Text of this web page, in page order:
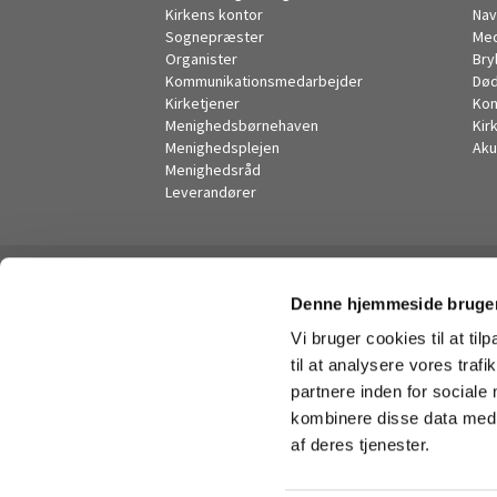
Denne hjemmeside
Vi bruger cookies til at
til at analysere vores
partnere inden for sociale
kombinere disse data
af deres tjenester.
Kirkens kontor
Sognepræster
Organister
Kommunikationsmedarbejder
Kirketjener
Menighedsbørnehaven
Menighedsplejen
Menighedsråd
Leverandører